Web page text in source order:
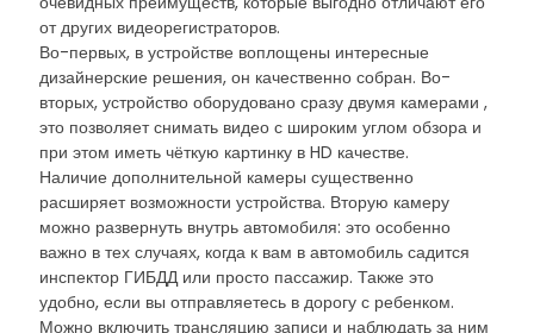
от других видеорегистраторов.
Во-первых, в устройстве воплощены интересные
дизайнерские решения, он качественно собран. Во-
вторых, устройство оборудовано сразу двумя камерами ,
это позволяет снимать видео с широким углом обзора и
при этом иметь чёткую картинку в HD качестве.
Наличие дополнительной камеры существенно
расширяет возможности устройства. Вторую камеру
можно развернуть внутрь автомобиля: это особенно
важно в тех случаях, когда к вам в автомобиль садится
инспектор ГИБДД или просто пассажир. Также это
удобно, если вы отправляетесь в дорогу с ребенком.
Можно включить трансляцию записи и наблюдать за ним